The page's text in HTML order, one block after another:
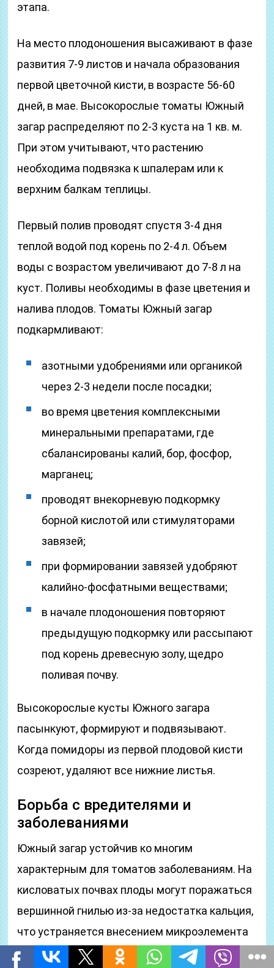
этапа.
На место плодоношения высаживают в фазе
развития 7-9 листов и начала образования
первой цветочной кисти, в возрасте 56-60
дней, в мае. Высокорослые томаты Южный
загар распределяют по 2-3 куста на 1 кв. м.
При этом учитывают, что растению
необходима подвязка к шпалерам или к
верхним балкам теплицы.
Первый полив проводят спустя 3-4 дня
теплой водой под корень по 2-4 л. Объем
воды с возрастом увеличивают до 7-8 л на
куст. Поливы необходимы в фазе цветения и
налива плодов. Томаты Южный загар
подкармливают:
азотными удобрениями или органикой
через 2-3 недели после посадки;
во время цветения комплексными
минеральными препаратами, где
сбалансированы калий, бор, фосфор,
марганец;
проводят внекорневую подкормку
борной кислотой или стимуляторами
завязей;
при формировании завязей удобряют
калийно-фосфатными веществами;
в начале плодоношения повторяют
предыдущую подкормку или рассыпают
под корень древесную золу, щедро
поливая почву.
Высокорослые кусты Южного загара
пасынкуют, формируют и подвязывают.
Когда помидоры из первой плодовой кисти
созреют, удаляют все нижние листья.
Борьба с вредителями и
заболеваниями
Южный загар устойчив ко многим
характерным для томатов заболеваниям. На
кисловатых почвах плоды могут поражаться
вершинной гнилью из-за недостатка кальция,
что устраняется внесением микроэлемента
на участок. В теплице на помидоры нападают